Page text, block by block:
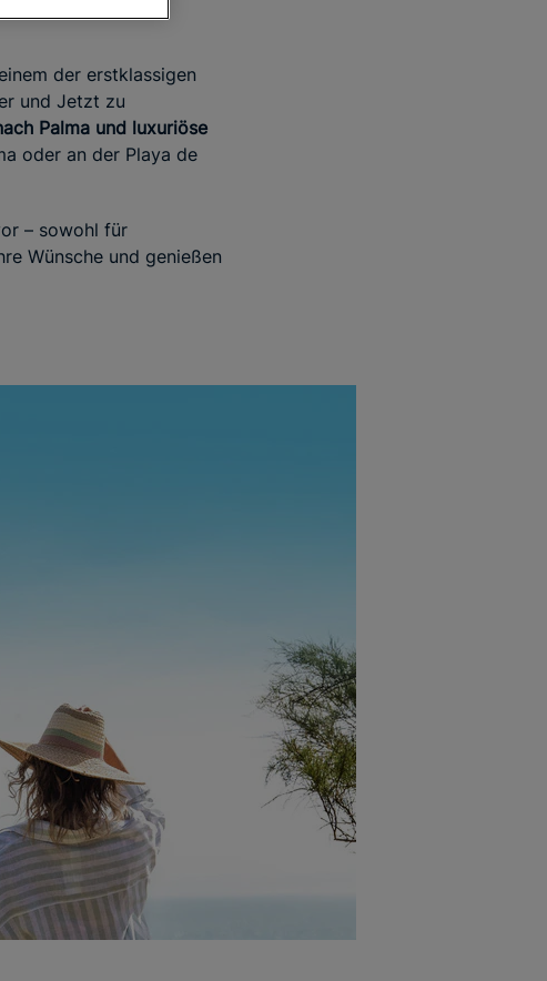
der erstklassigen
und Jetzt zu
Palma und luxuriöse
oder an der Playa de
– sowohl für
Wünsche und genießen